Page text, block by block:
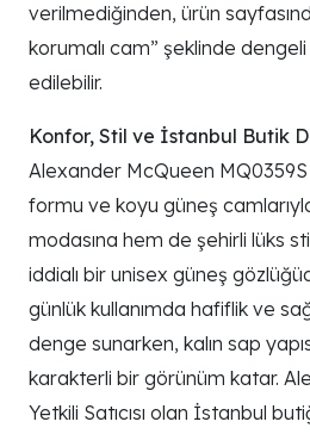
verilmediğinden, ürün
korumalı cam” şeklinde
edilebilir.
Konfor, Stil ve İstanbul Butik
Alexander McQueen
formu ve koyu güneş
modasına hem de şehirli lüks
iddialı bir unisex güneş
günlük kullanımda hafiflik ve
denge sunarken, kalın sap
karakterli bir görünüm katar.
Yetkili Satıcısı olan İstanbul